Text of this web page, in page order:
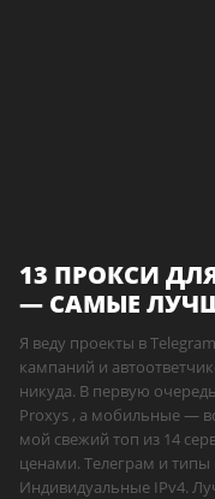
13 ПРОКСИ ДЛЯ
— САМЫЕ
Я веду проекты в
кампаний и
никуда. В первую
Proxys , а мобильные —
мой свежий топ из 14
ценами. Телеграм и
Индивидуальные IPv4.